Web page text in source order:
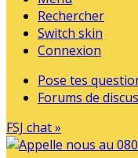
Rechercher
Switch skin
Connexion
Pose tes
Forums de
FSJ chat »